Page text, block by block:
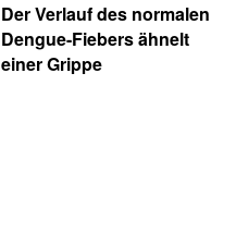
Der Verlauf des normalen
Dengue-Fiebers ähnelt
einer Grippe